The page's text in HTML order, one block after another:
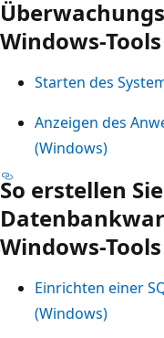
Windows-
Starten des
Anzeigen des
(Windows)
So erstellen
Windows-Tools
Einrichten einer
(Windows)